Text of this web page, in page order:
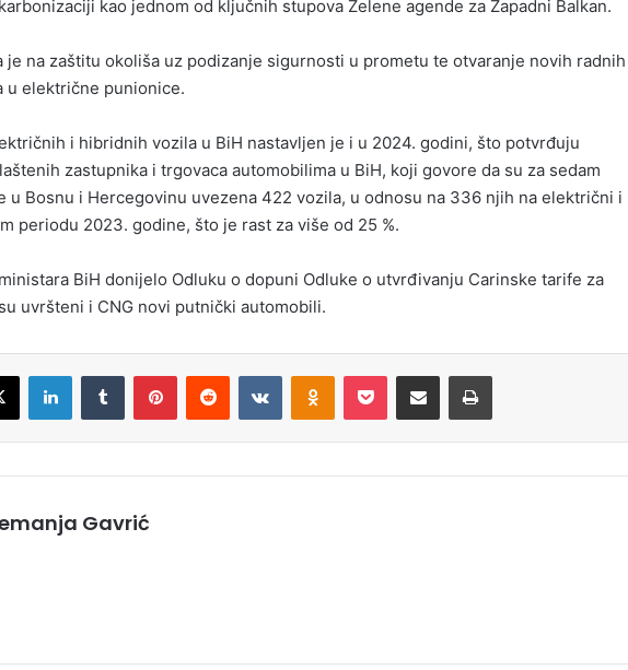
kao jednom od ključnih stupova Zelene agende za Zapadni Balkan.
je na zaštitu okoliša uz podizanje sigurnosti u prometu te otvaranje novih radnih
u električne punionice.
i hibridnih vozila u BiH nastavljen je i u 2024. godini, što potvrđuju
zastupnika i trgovaca automobilima u BiH, koji govore da su za sedam
u Bosnu i Hercegovinu uvezena 422 vozila, u odnosu na 336 njih na električni i
periodu 2023. godine, što je rast za više od 25 %.
BiH donijelo Odluku o dopuni Odluke o utvrđivanju Carinske tarife za
uvršteni i CNG novi putnički automobili.
Gavrić